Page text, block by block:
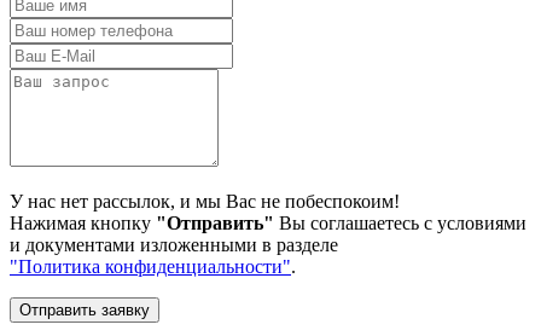
У нас нет рассылок, и мы Вас не побеспокоим!
Нажимая кнопку "Отправить" Вы соглашаетесь с условиями
и документами изложенными в разделе
"Политика конфиденциальности".
Отправить заявку